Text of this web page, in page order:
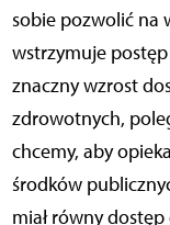
sobie pozwolić na
wstrzymuje
znaczny wzrost
zdrowotnych,
chcemy, aby
środków
miał równy